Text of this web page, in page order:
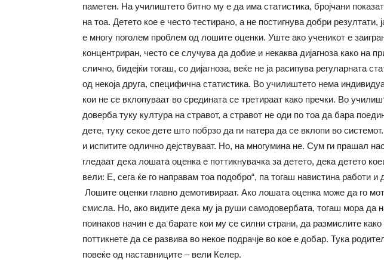
паметен. На училиштето битно му е да има статистика, бројчани
на тоа. Детето кое е често тестирано, а не постигнува добри резултати,
е многу поголем проблем од лошите оценки. Уште ако ученикот е
концентриран, често се случува да добие и некаква дијагноза како на
слично, бидејќи тогаш, со дијагноза, веќе не ја расипува регуларната
од некоја друга, специфична статистика. Во училиштето нема
кои не се вклопуваат во средината се третираат како пречки. Во
доверба туку култура на стравот, а стравот не оди по тоа да бара
дете, туку секое дете што побрзо да ги натера да се вклопи во
и испитите одлично дејствуваат. Но, на многумина не. Сум ги прашал
гледаат дека лошата оценка е поттикнувачка за детето, дека детето
вели: Е, сега ќе го направам тоа подобро“, па тогаш навистина работи
Лошите оценки главно демотивираат. Ако лошата оценка може да го
смисла. Но, ако видите дека му ја руши самодовербата, тогаш мора да
поинаков начин е да барате кои му се силни страни, да размислите како
поттикнете да се развива во некое подрачје во кое е добар. Тука
повеќе од наставниците – вели Келер.